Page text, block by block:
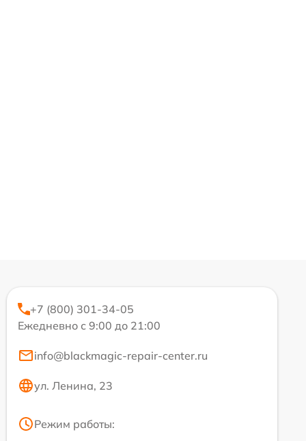
+7 (800) 301-34-05
Ежедневно с 9:00 до 21:00
info@blackmagic-repair-center.ru
ул. Ленина, 23
Режим работы: